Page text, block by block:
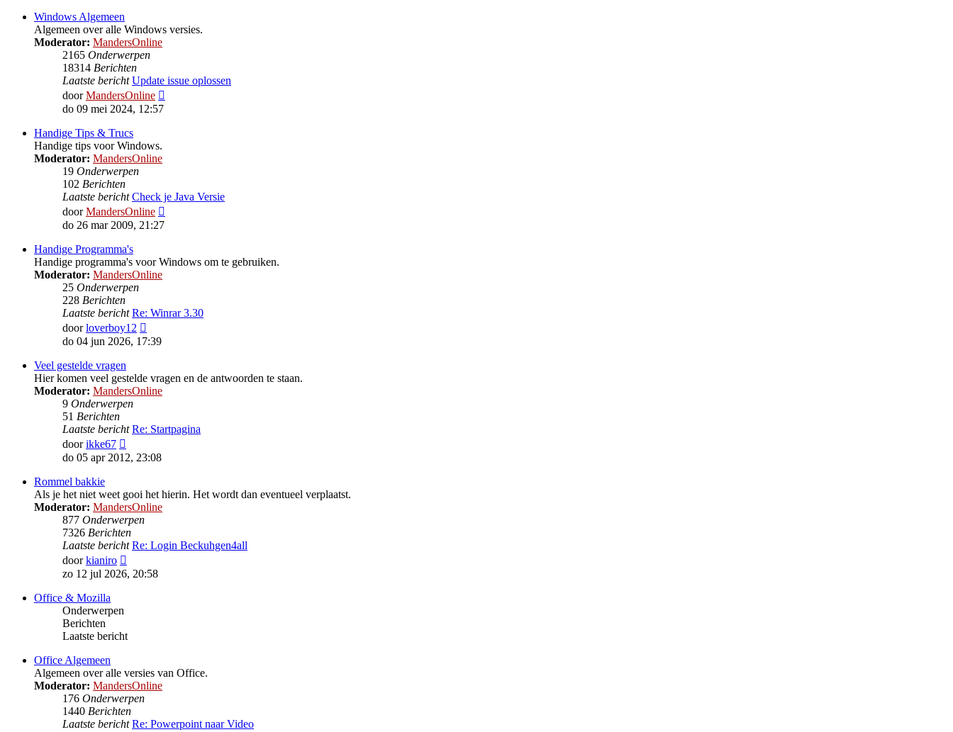
Windows Algemeen
Algemeen over alle Windows versies.
Moderator: MandersOnline
2165 Onderwerpen
18314 Berichten
Laatste bericht Update issue oplossen
doorMandersOnline
do 09 mei 2024, 12:57
Handige Tips & Trucs
Handige tips voor Windows.
Moderator: MandersOnline
19 Onderwerpen
102 Berichten
Laatste bericht Check je Java Versie
doorMandersOnline
do 26 mar 2009, 21:27
Handige Programma's
Handige programma's voor Windows om te gebruiken.
Moderator: MandersOnline
25 Onderwerpen
228 Berichten
Laatste bericht Re: Winrar 3.30
doorloverboy12
laatste
do 04 jun 2026, 17:39
Veel gestelde vragen
Hier komen veel gestelde vragen en de antwoorden te staan.
Moderator: MandersOnline
9 Onderwerpen
51 Berichten
Laatste bericht Re: Startpagina
doorikke67
laatste
do 05 apr 2012, 23:08
Rommel bakkie
Als je het niet weet gooi het hierin. Het wordt dan eventueel verplaatst.
Moderator: MandersOnline
877 Onderwerpen
7326 Berichten
Laatste bericht Re: Login Beckuhgen4all
doorkianiro
laatste
zo 12 jul 2026, 20:58
Office & Mozilla
Onderwerpen
Berichten
Laatste bericht
Office Algemeen
Algemeen over alle versies van Office.
Moderator: MandersOnline
176 Onderwerpen
1440 Berichten
Laatste bericht Re: Powerpoint naar Video